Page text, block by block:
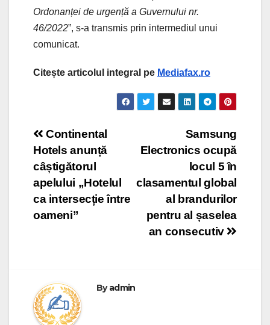
Ordonanței de urgență a Guvernului nr.
46/2022”, s-a transmis prin intermediul unui
comunicat.
Citește articolul integral pe Mediafax.ro
Post
navigation
Samsung
Electronics ocupă
locul 5 în
clasamentul global
al brandurilor
pentru al șaselea
an consecutiv
Continental
Hotels anunță
câștigătorul
apelului „Hotelul
ca intersecție între
oameni”
Byadmin